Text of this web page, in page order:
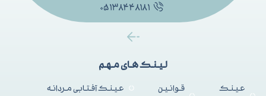
لینک های مهم
عینک
قوانین
عینک آفتابی مردانه
۰۵۱۳۸۴۴۸۱۸۱